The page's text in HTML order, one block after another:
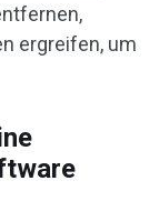
ergreifen, um